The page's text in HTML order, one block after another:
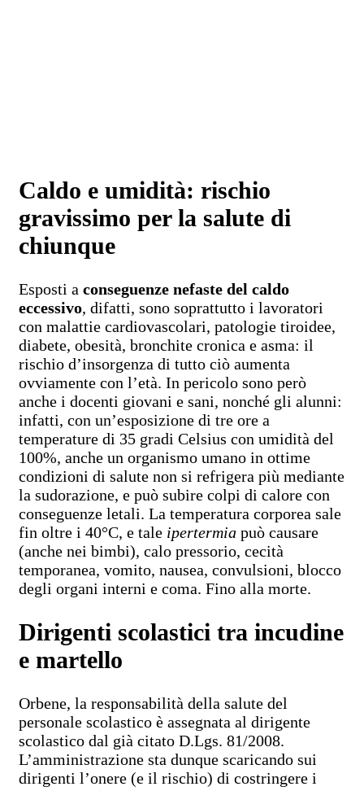
Caldo e umidità: rischio
gravissimo per la salute di
chiunque
Esposti a conseguenze nefaste del caldo
eccessivo, difatti, sono soprattutto i lavoratori
con malattie cardiovascolari, patologie tiroidee,
diabete, obesità, bronchite cronica e asma: il
rischio d’insorgenza di tutto ciò aumenta
ovviamente con l’età. In pericolo sono però
anche i docenti giovani e sani, nonché gli alunni:
infatti, con un’esposizione di tre ore a
temperature di 35 gradi Celsius con umidità del
100%, anche un organismo umano in ottime
condizioni di salute non si refrigera più mediante
la sudorazione, e può subire colpi di calore con
conseguenze letali. La temperatura corporea sale
fin oltre i 40°C, e tale ipertermia può causare
(anche nei bimbi), calo pressorio, cecità
temporanea, vomito, nausea, convulsioni, blocco
degli organi interni e coma. Fino alla morte.
Dirigenti scolastici tra incudine
e martello
Orbene, la responsabilità della salute del
personale scolastico è assegnata al dirigente
scolastico dal già citato D.Lgs. 81/2008.
L’amministrazione sta dunque scaricando sui
dirigenti l’onere (e il rischio) di costringere i